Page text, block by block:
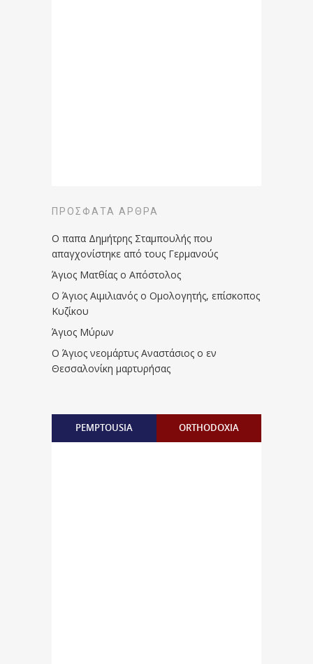
ΠΡΌΣΦΑΤΑ ΆΡΘΡΑ
Ο παπα Δημήτρης Σταμπουλής που
απαγχονίστηκε από τους Γερμανούς
Άγιος Ματθίας ο Απόστολος
Ο Άγιος Αιμιλιανός ο Ομολογητής, επίσκοπος
Κυζίκου
Άγιος Μύρων
Ο Άγιος νεομάρτυς Αναστάσιος ο εν
Θεσσαλονίκη μαρτυρήσας
PEMPTOUSIA ORTHODOXIA